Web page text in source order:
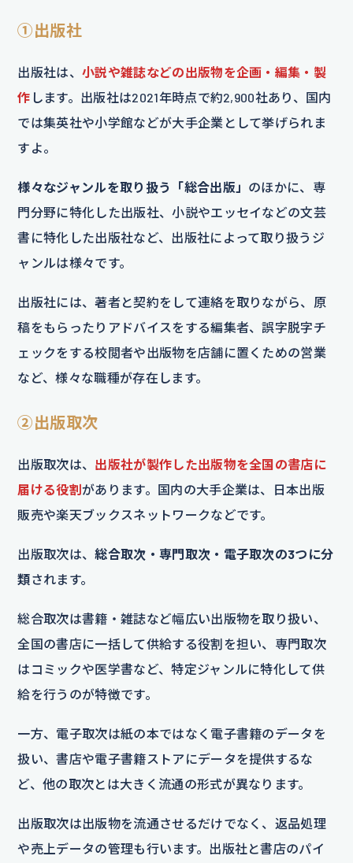
①出版社
出版社は、 小説や雑誌などの出版物を企画・編集・製
作 します。出版社は2021年時点で約2,900社あり、国内
では集英社や小学館などが大手企業として挙げられま
すよ。
様々なジャンルを取り扱う「総合出版」 のほかに、専
門分野に特化した出版社、小説やエッセイなどの文芸
書に特化した出版社など、出版社によって取り扱うジ
ャンルは様々です。
出版社には、著者と契約をして連絡を取りながら、原
稿をもらったりアドバイスをする編集者、誤字脱字チ
ェックをする校閲者や出版物を店舗に置くための営業
など、様々な職種が存在します。
②出版取次
出版取次は、 出版社が製作した出版物を全国の書店に
届ける役割 があります。国内の大手企業は、日本出版
販売や楽天ブックスネットワークなどです。
出版取次は、総合取次・専門取次・電子取次の3つに分
類されます。
総合取次は書籍・雑誌など幅広い出版物を取り扱い、
全国の書店に一括して供給する役割を担い、専門取次
はコミックや医学書など、特定ジャンルに特化して供
給を行うのが特徴です。
一方、電子取次は紙の本ではなく電子書籍のデータを
扱い、書店や電子書籍ストアにデータを提供するな
ど、他の取次とは大きく流通の形式が異なります。
出版取次は出版物を流通させるだけでなく、返品処理
や売上データの管理も行います。出版社と書店のパイ